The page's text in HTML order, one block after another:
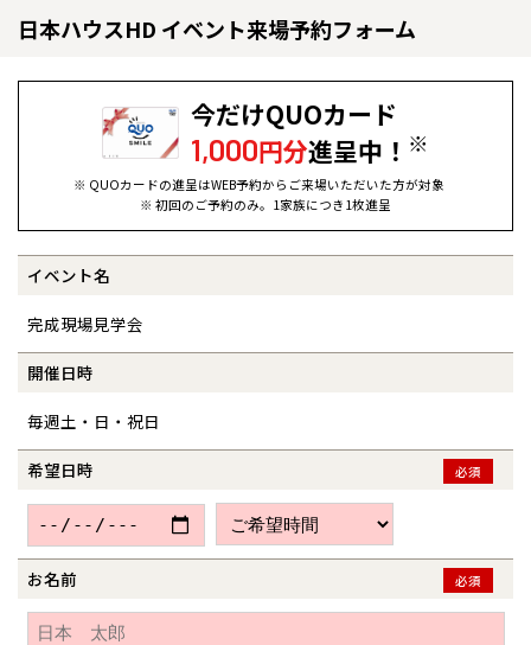
日本ハウスHD イベント来場予約フォーム
今だけQUOカード
1,000円分進呈中！ ※
※ QUOカードの進呈はWEB予約からご来場いただいた方が対象
※ 初回のご予約のみ。1家族につき1枚進呈
イベント名
完成現場見学会
開催日時
毎週土・日・祝日
希望日時 必須
お名前 必須
全国の展示場
北海道
札幌
道央
道北
東北
青森
秋田
甲信越・北陸
新潟
関東
お近くのイベント
北海道
札幌
小樽
苫小牧千歳
小樽
道北
道南
東北
青森県
青森
秋田県
秋田
岩手県
盛岡
甲信越・北陸
新潟県
新潟
長岡
山梨県
甲府
関東